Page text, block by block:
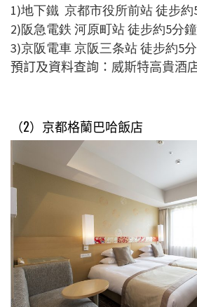
1)地下鐵 京都市役所前站 徒步約
2)阪急電鉄 河原町站 徒步約5分鐘
3)京阪電車 京阪三条站 徒步約5
預訂及資料查詢： 威斯特高貴酒
（2） 京都格蘭巴哈飯店